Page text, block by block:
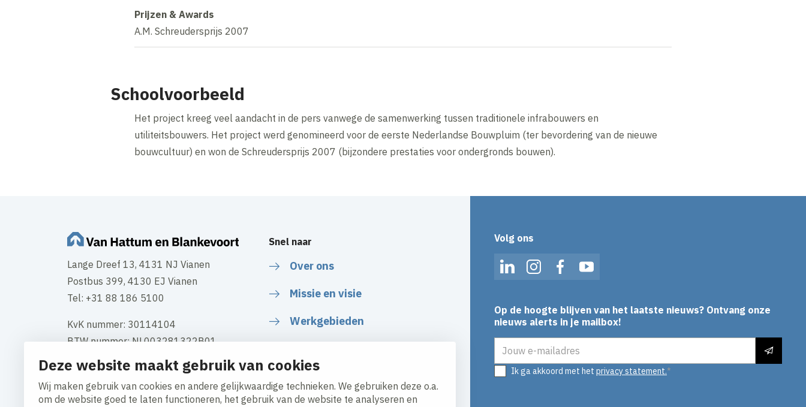
Deze website maakt gebruik van cookies
Wij maken gebruik van cookies en andere gelijkwaardige technieken. We gebruiken deze o.a.
om de website goed te laten functioneren, het gebruik van de website te analyseren en
Prijzen & Awards
A.M. Schreudersprijs 2007
Schoolvoorbeeld
Het project kreeg veel aandacht in de pers vanwege de samenwerking tussen traditionele infrabouwers en
utiliteitsbouwers. Het project werd genomineerd voor de eerste Nederlandse Bouwpluim (ter bevordering van de nieuwe
bouwcultuur) en won de Schreudersprijs 2007 (bijzondere prestaties voor ondergronds bouwen).
Lange Dreef 13, 4131 NJ Vianen
Postbus 399, 4130 EJ Vianen
Tel: +31 88 186 5100
KvK nummer: 30114104
BTW nummer: NL003281322B01
Neem contact op
Snel naar
Over ons
Missie en visie
Werkgebieden
Volg ons
LinkedInInstagramFacebookYouTube
Op de hoogte blijven van het laatste nieuws? Ontvang onze
nieuws alerts in je mailbox!
Ik ga akkoord met het privacy statement.